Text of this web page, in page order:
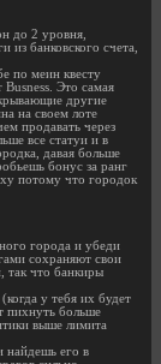
до 2 уровня,
из банковского счета,
по меин квесту
Это самая
другие
на своем лоте
продавать через
все статуи и в
давая больше
бонус за ранг
потому что городок
города и убеди
сохраняют свои
так что банкиры
у тебя их будет
пихнуть больше
выше лимита
найдешь его в